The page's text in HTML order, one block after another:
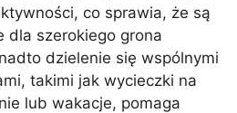
co sprawia, że są
dla szerokiego grona
dzielenie się wspólnymi
takimi jak wycieczki na
lub wakacje, pomaga